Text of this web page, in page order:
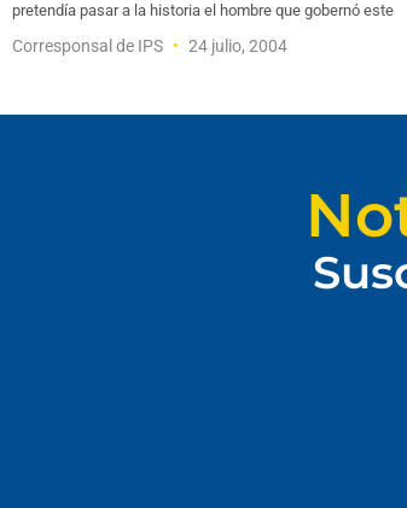
pretendía pasar a la historia el hombre que gobernó este
Corresponsal de IPS 24 julio, 2004